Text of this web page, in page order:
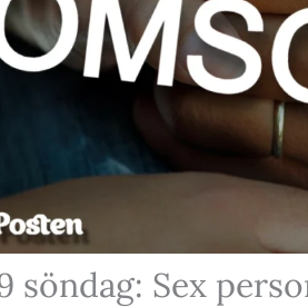
söndag: Sex